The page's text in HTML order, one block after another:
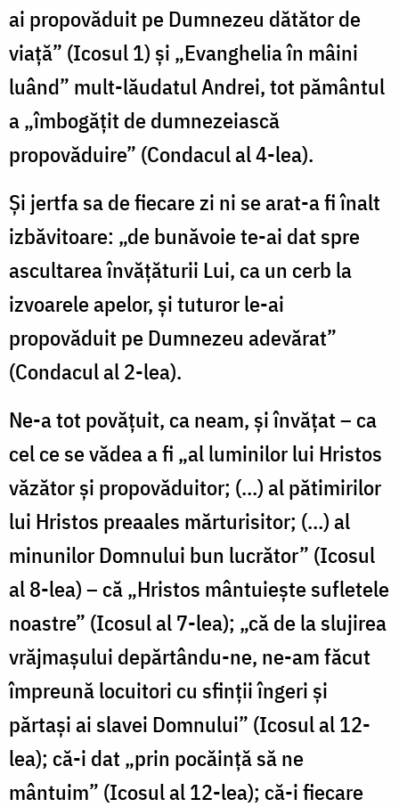
ai propovăduit pe Dumnezeu dătător de
viață” (Icosul 1) și „Evanghelia în mâini
luând” mult-lăudatul Andrei, tot pământul
a „îmbogățit de dumnezeiască
propovăduire” (Condacul al 4-lea).
Și jertfa sa de fiecare zi ni se arat-a fi înalt
izbăvitoare: „de bunăvoie te-ai dat spre
ascultarea învățăturii Lui, ca un cerb la
izvoarele apelor, și tuturor le-ai
propovăduit pe Dumnezeu adevărat”
(Condacul al 2-lea).
Ne-a tot povățuit, ca neam, și învățat – ca
cel ce se vădea a fi „al luminilor lui Hristos
văzător şi propovăduitor; (…) al pătimirilor
lui Hristos preaales mărturisitor; (…) al
minunilor Domnului bun lucrător” (Icosul
al 8-lea) – că „Hristos mântuiește sufletele
noastre” (Icosul al 7-lea); „că de la slujirea
vrăjmașului depărtându-ne, ne-am făcut
împreună locuitori cu sfinții îngeri și
părtași ai slavei Domnului” (Icosul al 12-
lea); că-i dat „prin pocăință să ne
mântuim” (Icosul al 12-lea); că-i fiecare